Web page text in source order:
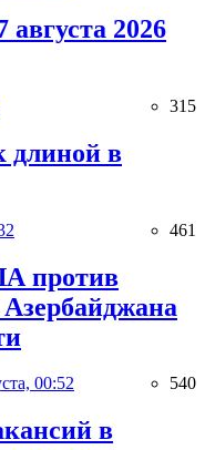
августа 2026
315
длиной в
461
против
00:52 540
в